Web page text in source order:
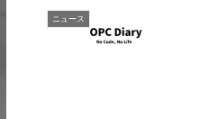
ニュース